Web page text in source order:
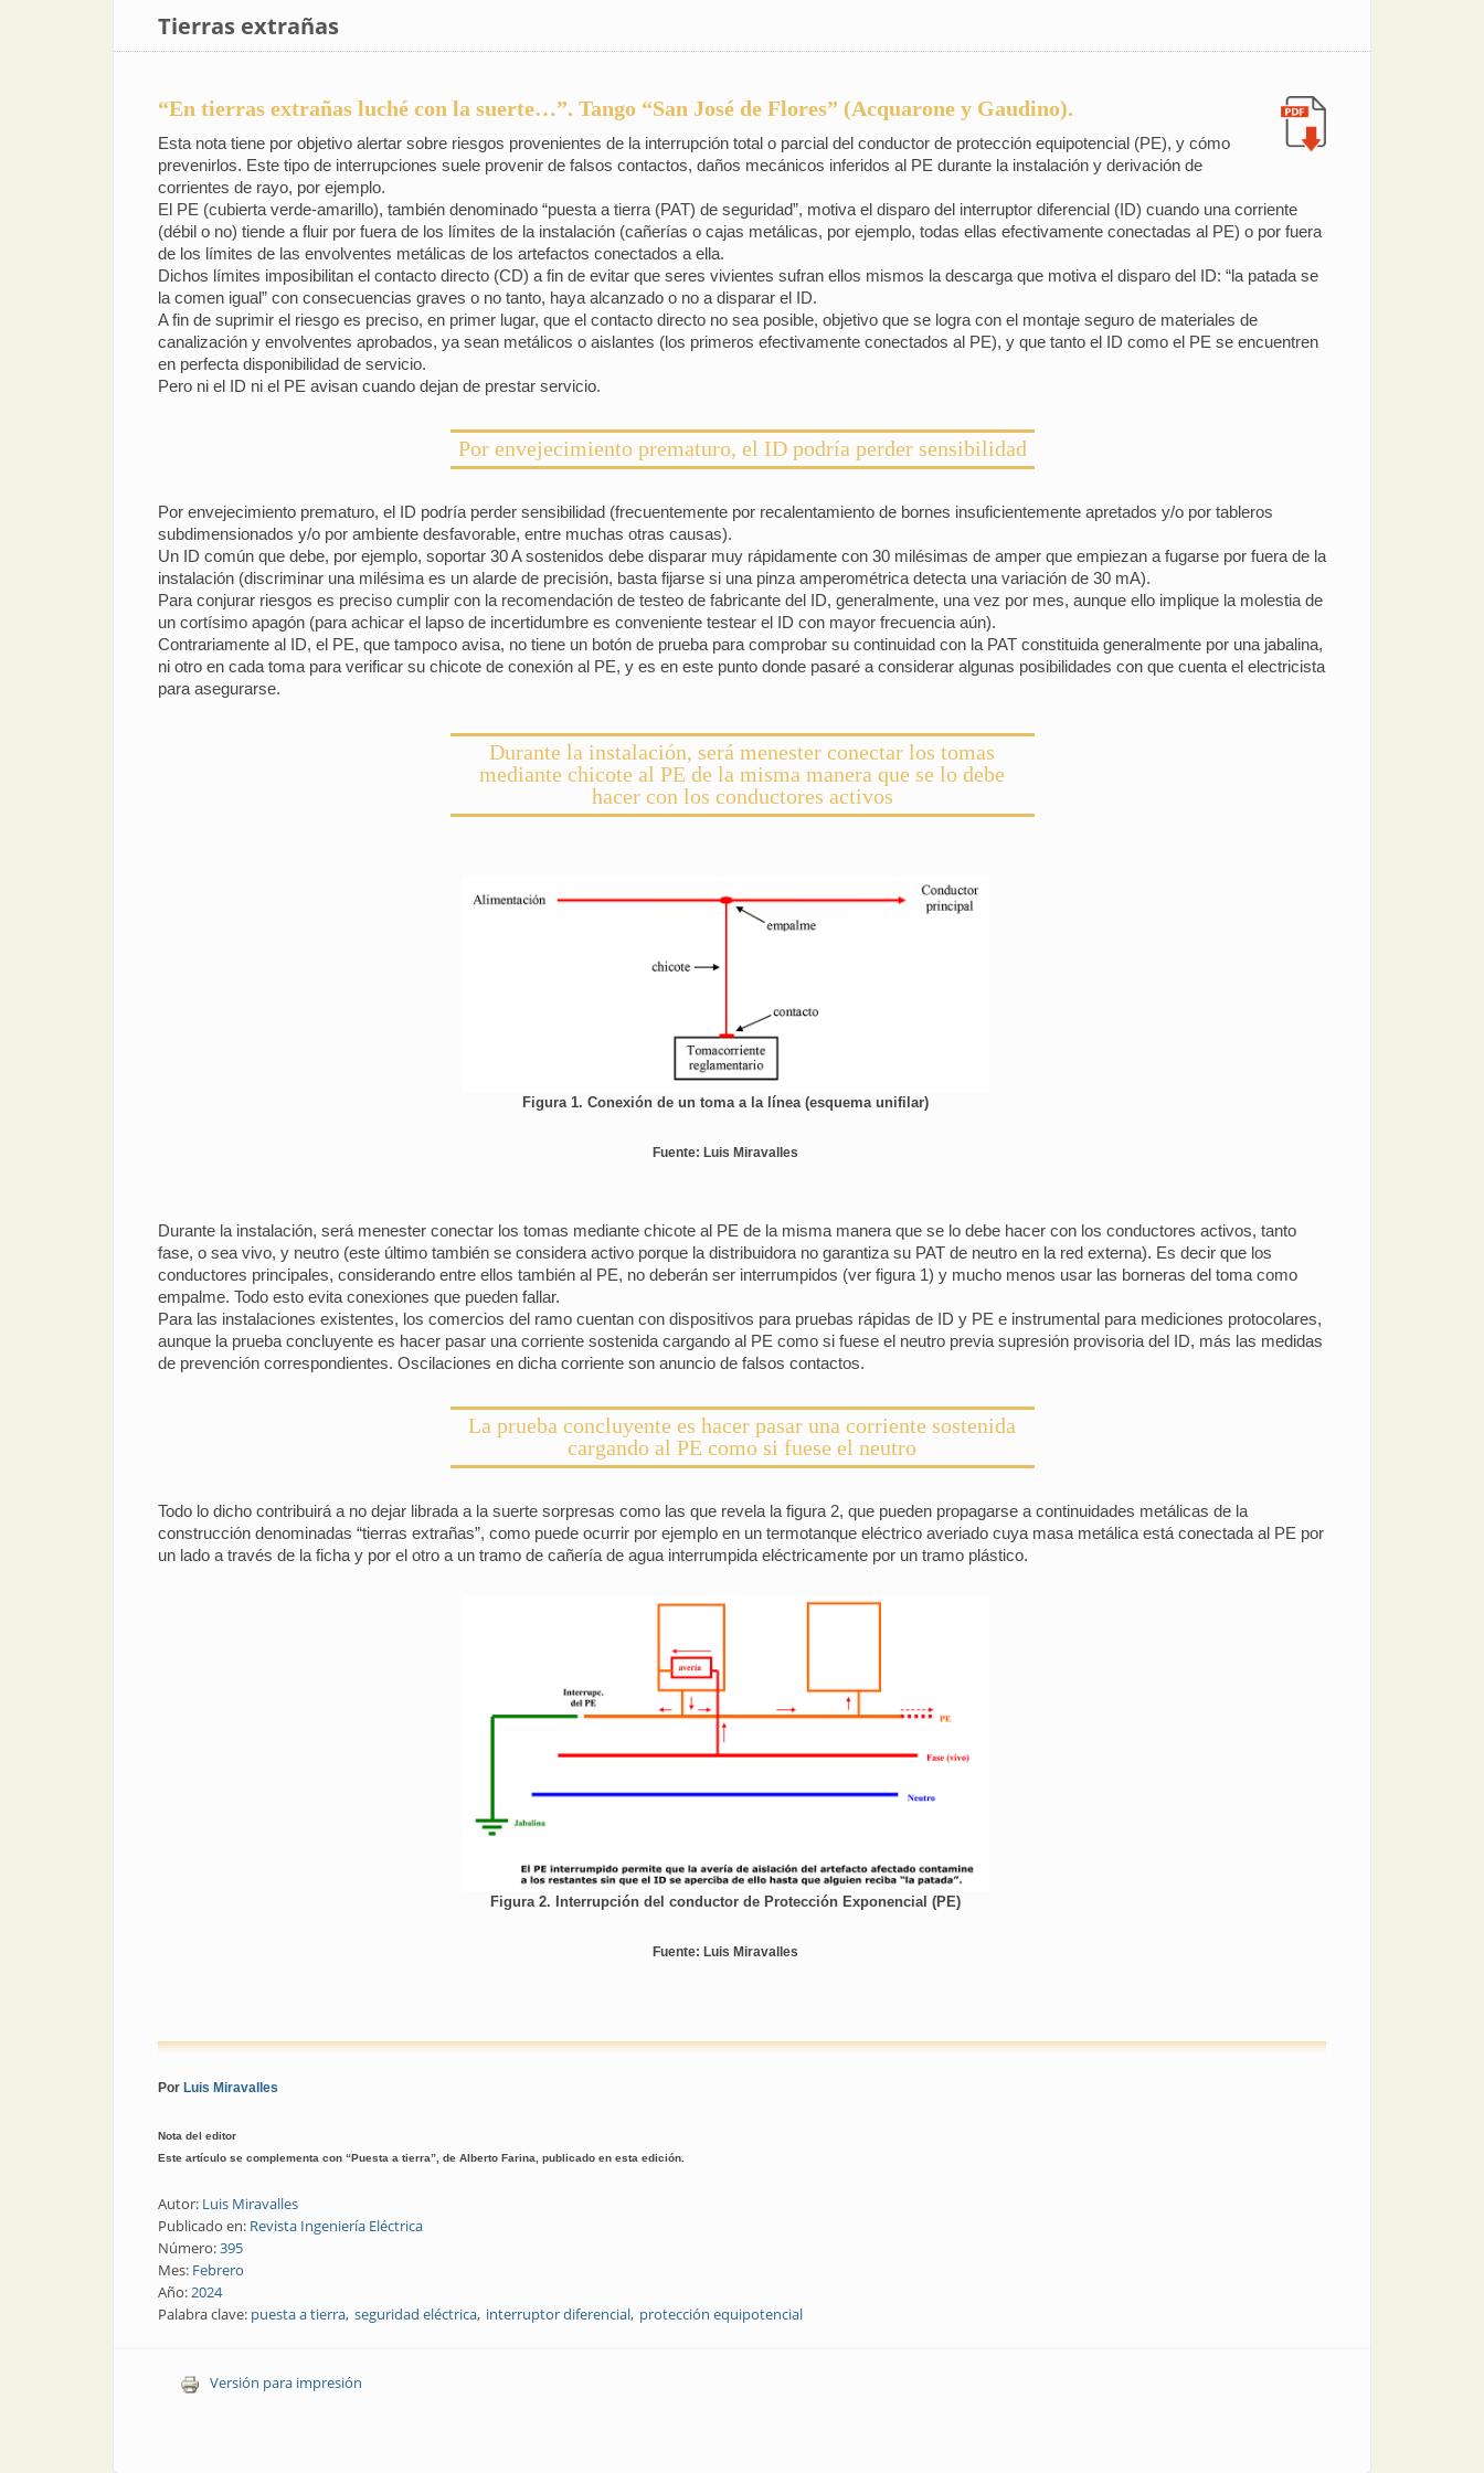
Tierras extrañas
“En tierras extrañas luché con la suerte…”. Tango “San José de Flores” (Acquarone y Gaudino).
Esta nota tiene por objetivo alertar sobre riesgos provenientes de la interrupción total o parcial del conductor de protección equipotencial (PE), y cómo
prevenirlos. Este tipo de interrupciones suele provenir de falsos contactos, daños mecánicos inferidos al PE durante la instalación y derivación de
corrientes de rayo, por ejemplo.
El PE (cubierta verde-amarillo), también denominado “puesta a tierra (PAT) de seguridad”, motiva el disparo del interruptor diferencial (ID) cuando una corriente
(débil o no) tiende a fluir por fuera de los límites de la instalación (cañerías o cajas metálicas, por ejemplo, todas ellas efectivamente conectadas al PE) o por fuera
de los límites de las envolventes metálicas de los artefactos conectados a ella.
Dichos límites imposibilitan el contacto directo (CD) a fin de evitar que seres vivientes sufran ellos mismos la descarga que motiva el disparo del ID: “la patada se
la comen igual” con consecuencias graves o no tanto, haya alcanzado o no a disparar el ID.
A fin de suprimir el riesgo es preciso, en primer lugar, que el contacto directo no sea posible, objetivo que se logra con el montaje seguro de materiales de
canalización y envolventes aprobados, ya sean metálicos o aislantes (los primeros efectivamente conectados al PE), y que tanto el ID como el PE se encuentren
en perfecta disponibilidad de servicio.
Pero ni el ID ni el PE avisan cuando dejan de prestar servicio.
Por envejecimiento prematuro, el ID podría perder sensibilidad
Por envejecimiento prematuro, el ID podría perder sensibilidad (frecuentemente por recalentamiento de bornes insuficientemente apretados y/o por tableros
subdimensionados y/o por ambiente desfavorable, entre muchas otras causas).
Un ID común que debe, por ejemplo, soportar 30 A sostenidos debe disparar muy rápidamente con 30 milésimas de amper que empiezan a fugarse por fuera de la
instalación (discriminar una milésima es un alarde de precisión, basta fijarse si una pinza amperométrica detecta una variación de 30 mA).
Para conjurar riesgos es preciso cumplir con la recomendación de testeo de fabricante del ID, generalmente, una vez por mes, aunque ello implique la molestia de
un cortísimo apagón (para achicar el lapso de incertidumbre es conveniente testear el ID con mayor frecuencia aún).
Contrariamente al ID, el PE, que tampoco avisa, no tiene un botón de prueba para comprobar su continuidad con la PAT constituida generalmente por una jabalina,
ni otro en cada toma para verificar su chicote de conexión al PE, y es en este punto donde pasaré a considerar algunas posibilidades con que cuenta el electricista
para asegurarse.
Durante la instalación, será menester conectar los tomas
mediante chicote al PE de la misma manera que se lo debe
hacer con los conductores activos
Figura 1. Conexión de un toma a la línea (esquema unifilar)
Fuente: Luis Miravalles
Durante la instalación, será menester conectar los tomas mediante chicote al PE de la misma manera que se lo debe hacer con los conductores activos, tanto
fase, o sea vivo, y neutro (este último también se considera activo porque la distribuidora no garantiza su PAT de neutro en la red externa). Es decir que los
conductores principales, considerando entre ellos también al PE, no deberán ser interrumpidos (ver figura 1) y mucho menos usar las borneras del toma como
empalme. Todo esto evita conexiones que pueden fallar.
Para las instalaciones existentes, los comercios del ramo cuentan con dispositivos para pruebas rápidas de ID y PE e instrumental para mediciones protocolares,
aunque la prueba concluyente es hacer pasar una corriente sostenida cargando al PE como si fuese el neutro previa supresión provisoria del ID, más las medidas
de prevención correspondientes. Oscilaciones en dicha corriente son anuncio de falsos contactos.
La prueba concluyente es hacer pasar una corriente sostenida
cargando al PE como si fuese el neutro
Todo lo dicho contribuirá a no dejar librada a la suerte sorpresas como las que revela la figura 2, que pueden propagarse a continuidades metálicas de la
construcción denominadas “tierras extrañas”, como puede ocurrir por ejemplo en un termotanque eléctrico averiado cuya masa metálica está conectada al PE por
un lado a través de la ficha y por el otro a un tramo de cañería de agua interrumpida eléctricamente por un tramo plástico.
Figura 2. Interrupción del conductor de Protección Exponencial (PE)
Fuente: Luis Miravalles
Por Luis Miravalles
Nota del editor
Este artículo se complementa con “Puesta a tierra”, de Alberto Farina, publicado en esta edición.
Autor: Luis Miravalles
Publicado en: Revista Ingeniería Eléctrica
Número:395
Mes: Febrero
Año:2024
Palabra clave: puesta a tierra seguridad eléctrica interruptor diferencial protección equipotencial
Versión para impresión